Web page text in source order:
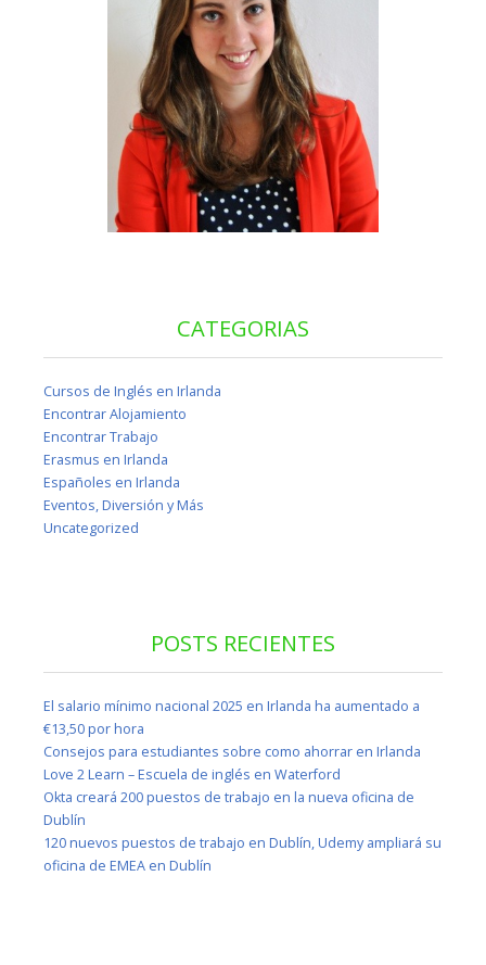
CATEGORIAS
Cursos de Inglés en Irlanda
Encontrar Alojamiento
Encontrar Trabajo
Erasmus en Irlanda
Españoles en Irlanda
Eventos, Diversión y Más
Uncategorized
POSTS RECIENTES
El salario mínimo nacional 2025 en Irlanda ha aumentado a
€13,50 por hora
Consejos para estudiantes sobre como ahorrar en Irlanda
Love 2 Learn – Escuela de inglés en Waterford
Okta creará 200 puestos de trabajo en la nueva oficina de
Dublín
120 nuevos puestos de trabajo en Dublín, Udemy ampliará su
oficina de EMEA en Dublín